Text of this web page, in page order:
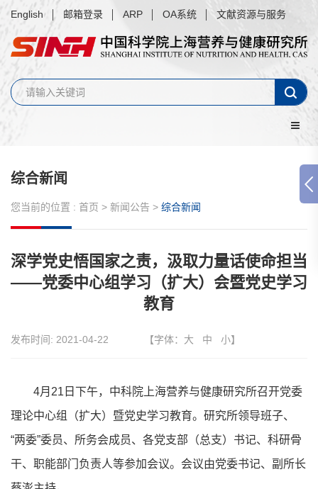
English 邮箱登录 ARP OA系统 文献资源与服务
综合新闻
您当前的位置 : 首页 > 新闻公告 > 综合新闻
深学党史悟国家之责，汲取力量话使命担当
——党委中心组学习（扩大）会暨党史学习
教育
发布时间: 2021-04-22 【字体： 大 中 小】
4月21日下午，中科院上海营养与健康研究所召开党委
理论中心组（扩大）暨党史学习教育。研究所领导班子、
“两委”委员、所务会成员、各党支部（总支）书记、科研骨
干、职能部门负责人等参加会议。会议由党委书记、副所长